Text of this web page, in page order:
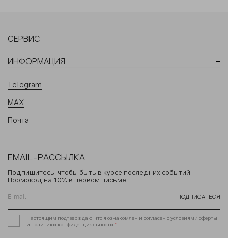
СЕРВИС
ИНФОРМАЦИЯ
Telegram
MAX
Почта
EMAIL-РАССЫЛКА
Подпишитесь, чтобы быть в курсе последних событий.
Промокод на 10% в первом письме.
ПОДПИСАТЬСЯ
Настоящим подтверждаю, что я ознакомлен и согласен с условиями оферты
и политики конфиденциальности *